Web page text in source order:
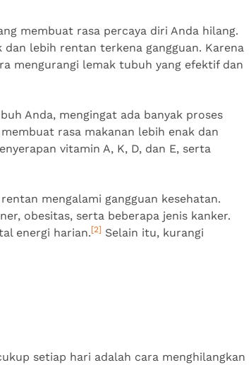
membuat rasa percaya diri Anda hilang.
lebih rentan terkena gangguan. Karena
mengurangi lemak tubuh yang efektif dan
Anda, mengingat ada banyak proses
rasa makanan lebih enak dan
vitamin A, K, D, dan E, serta
mengalami gangguan kesehatan.
obesitas, serta beberapa jenis kanker.
energi harian.[2] Selain itu, kurangi
setiap hari adalah cara menghilangkan